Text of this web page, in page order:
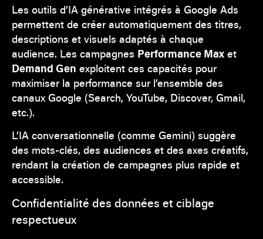
Les outils d’IA générative intégrés à Google Ads
permettent de créer automatiquement des titres,
descriptions et visuels adaptés à chaque
audience. Les campagnes Performance Max et
Demand Gen exploitent ces capacités pour
maximiser la performance sur l’ensemble des
canaux Google (Search, YouTube, Discover, Gmail,
etc.).
L’IA conversationnelle (comme Gemini) suggère
des mots-clés, des audiences et des axes créatifs,
rendant la création de campagnes plus rapide et
accessible.
Confidentialité des données et ciblage
respectueux